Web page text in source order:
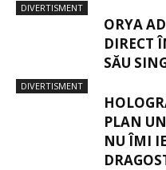
DIVERTISMENT
ORYA
DIRECT
SĂU
DIVERTISMENT
PLAN
NU ÎMI